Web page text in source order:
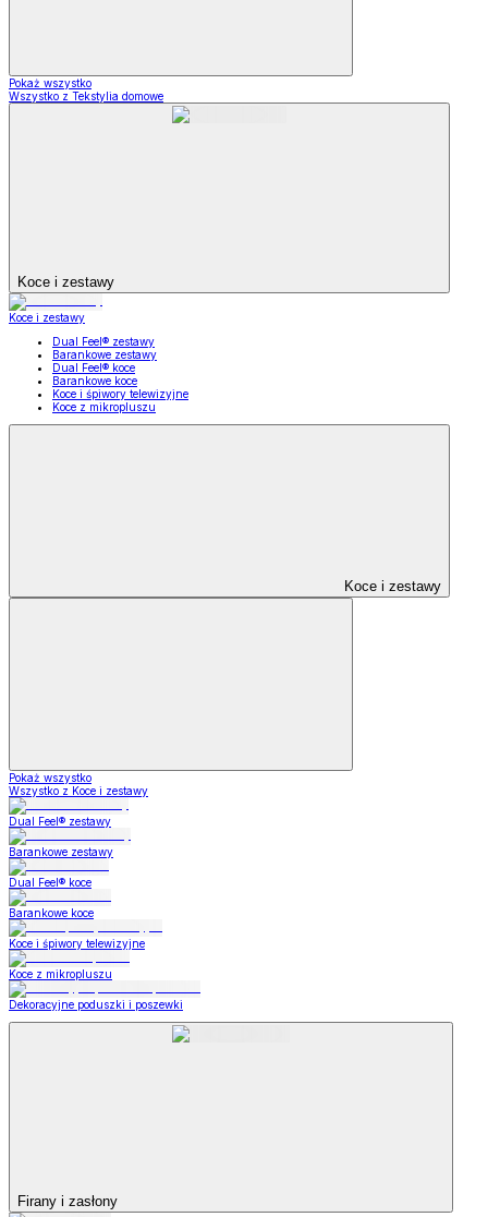
Pokaż wszystko
Wszystko z Tekstylia domowe
Koce i zestawy
Koce i zestawy
Dual Feel® zestawy
Barankowe zestawy
Dual Feel® koce
Barankowe koce
Koce i śpiwory telewizyjne
Koce z mikropluszu
Koce i zestawy
Pokaż wszystko
Wszystko z Koce i zestawy
Dual Feel® zestawy
Barankowe zestawy
Dual Feel® koce
Barankowe koce
Koce i śpiwory telewizyjne
Koce z mikropluszu
Dekoracyjne poduszki i poszewki
Firany i zasłony